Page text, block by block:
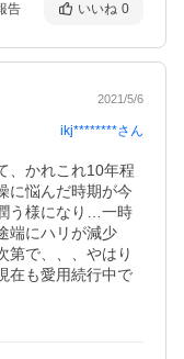
告 いいね 0
2021/5/6
ikj********さん
、かれこれ10年程
に悩んだ時期が今
う様になり…一時
端にハリが減少
第で、、、やはり
在も愛用続行中で